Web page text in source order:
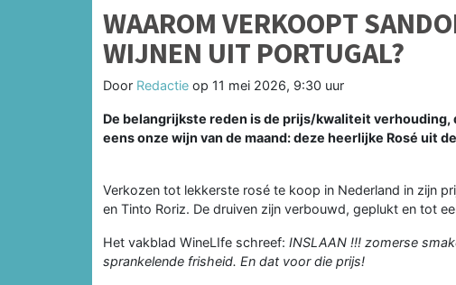
WAAROM VERKOOPT
WIJNEN UIT PORTUGAL?
Door Redactie op 11 mei 2026, 9:30 uur
De belangrijkste reden is de prijs/kwaliteit verhouding,
eens onze wijn van de maand: deze heerlijke Rosé uit
Verkozen tot lekkerste rosé te koop in Nederland in zijn
en Tinto Roriz. De druiven zijn verbouwd, geplukt en tot
Het vakblad WineLIfe schreef: INSLAAN !!! zomerse
sprankelende frisheid. En dat voor die prijs!